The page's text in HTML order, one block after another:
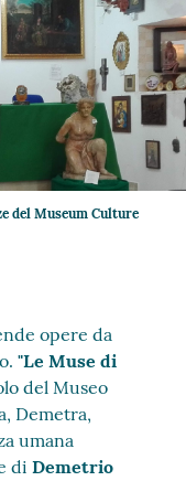
del Museum Culture
opere da
"Le Muse di
del Museo
Demetra,
umana
diDemetrio